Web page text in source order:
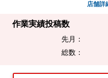
店舗詳
作業実績投稿数
先月：
総数：